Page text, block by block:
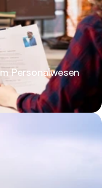
Personalwesen